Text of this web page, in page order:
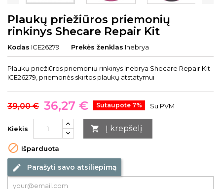
Plaukų priežiūros priemonių
rinkinys Shecare Repair Kit
Kodas ICE26279 Prekės ženklas Inebrya
Plaukų priežiūros priemonių rinkinys Inebrya Shecare Repair Kit
ICE26279, priemonės skirtos plaukų atstatymui
39,00 € 36,27 € Sutaupote 7% Su PVM
Kiekis  Į krepšelį
 Išparduota
edit Parašyti savo atsiliepimą